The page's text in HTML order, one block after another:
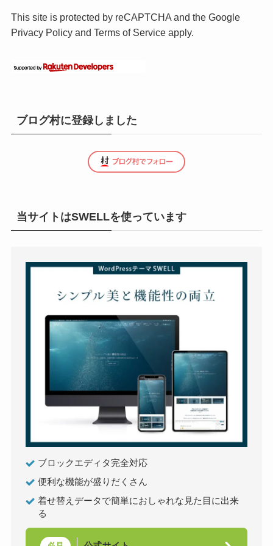
This site is protected by reCAPTCHA and the Google
Privacy Policyand Terms of Serviceapply.
ブログ村に登録しました
当サイトはSWELLを使っています
ブロックエディタ完全対応
便利な機能が盛りだくさん
着せ替えデータで簡単におしゃれな見た目に出来
る